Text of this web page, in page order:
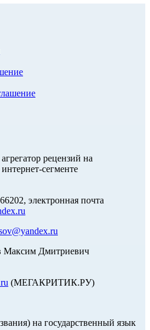
рецензий на
сегменте
электронная почта
Максим Дмитриевич
(МЕГАКРИТИК.РУ)
на государственный язык